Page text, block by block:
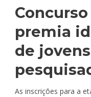
premia
de
As inscrições para a